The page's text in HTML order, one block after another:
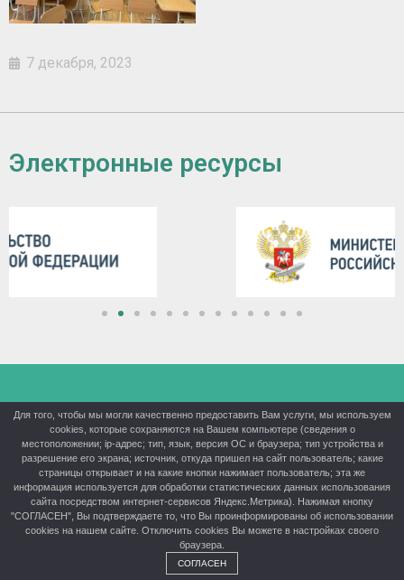
7 декабря, 2023
Электронные ресурсы
КГБПОУ «Красноярский аграрный техникум» ©® 2026
Политика конфиденциальности
Для того, чтобы мы могли качественно предоставить Вам услуги, мы используем
cookies, которые сохраняются на Вашем компьютере (сведения о
местоположении; ip-адрес; тип, язык, версия ОС и браузера; тип устройства и
разрешение его экрана; источник, откуда пришел на сайт пользователь; какие
страницы открывает и на какие кнопки нажимает пользователь; эта же
информация используется для обработки статистических данных использования
сайта посредством интернет-сервисов Яндекс.Метрика). Нажимая кнопку
"СОГЛАСЕН", Вы подтверждаете то, что Вы проинформированы об использовании
cookies на нашем сайте. Отключить cookies Вы можете в настройках своего
браузера.
СОГЛАСЕН